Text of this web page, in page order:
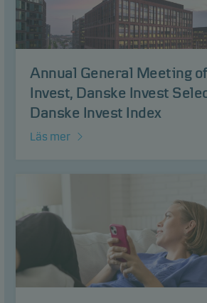
Annual General Meeting
Invest, Danske Invest
Danske Invest Index
Läs mer